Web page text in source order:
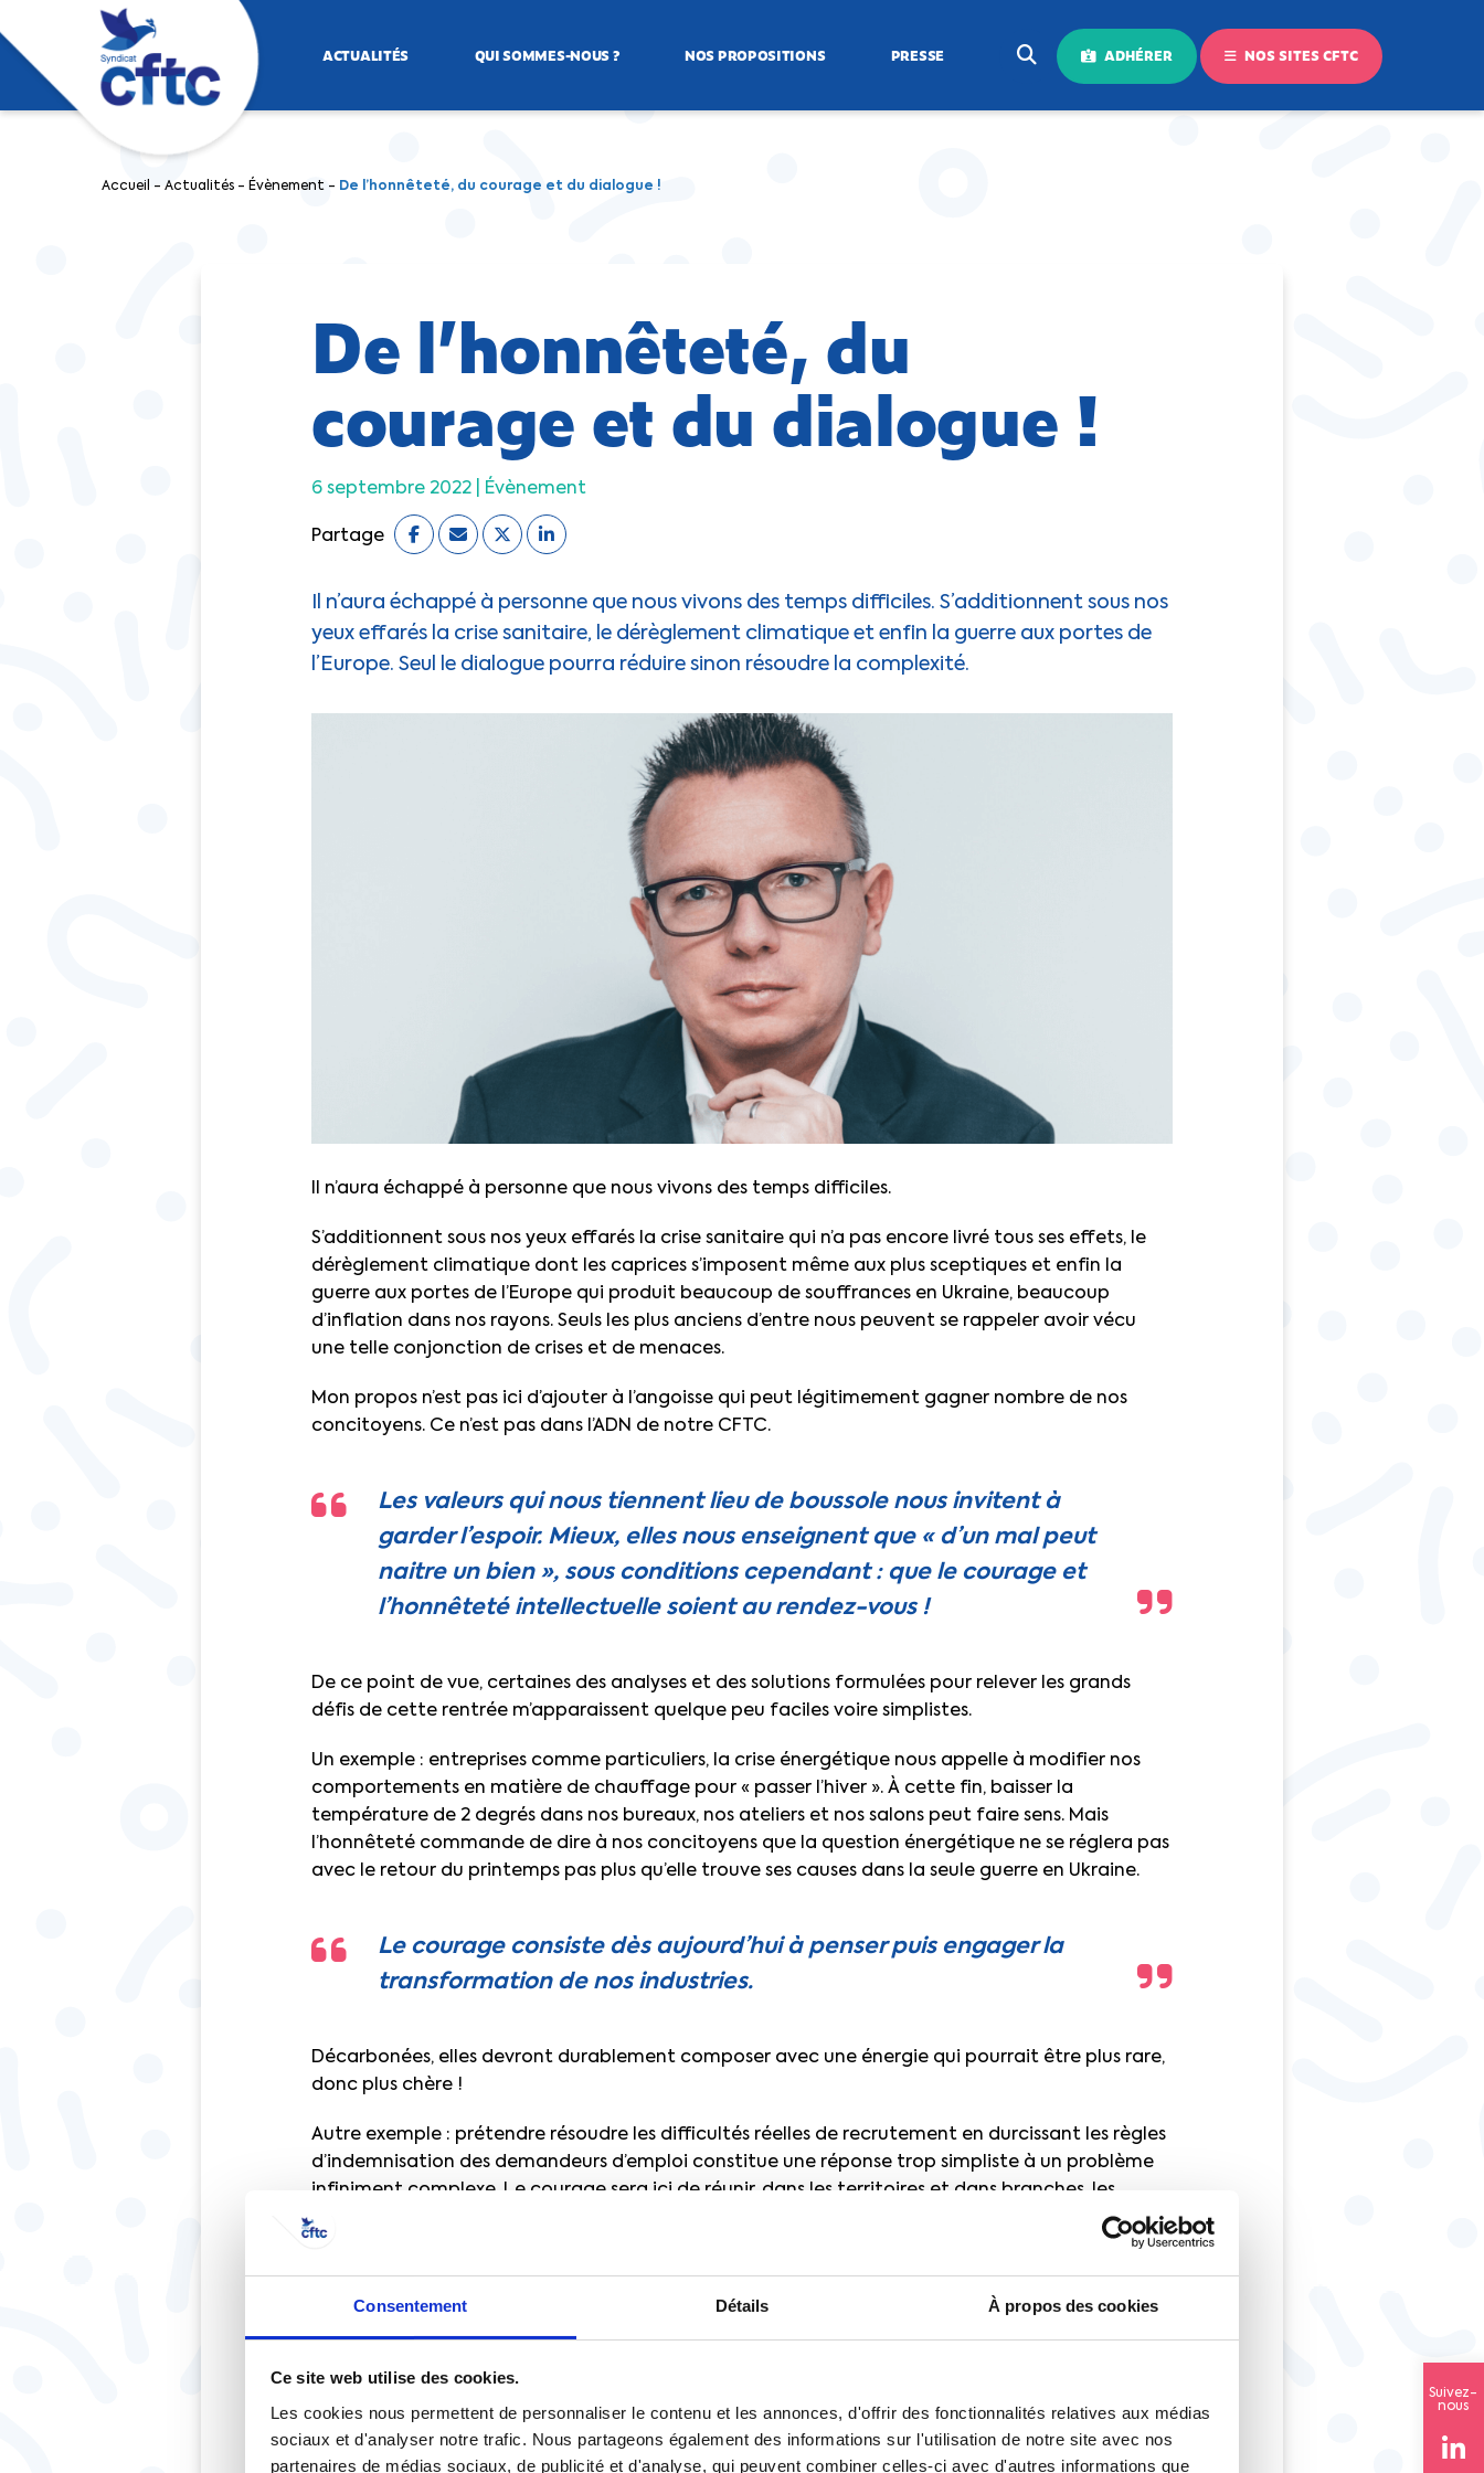
Consentement Détails À propos des cookies
Ce site web utilise des cookies.
Les cookies nous permettent de personnaliser le contenu et les annonces, d'offrir des fonctionnalités relatives aux médias
sociaux et d'analyser notre trafic. Nous partageons également des informations sur l'utilisation de notre site avec nos
partenaires de médias sociaux, de publicité et d'analyse, qui peuvent combiner celles-ci avec d'autres informations que
ACTUALITÉS QUI SOMMES-NOUS ? NOS PROPOSITIONS PRESSE ADHÉRER NOS SITES CFTC
Suivez-
nous
Accueil - Actualités - Évènement - De l’honnêteté, du courage et du dialogue !
De l’honnêteté, du
courage et du dialogue !
6 septembre 2022 | Évènement
Partage
Il n’aura échappé à personne que nous vivons des temps difficiles. S’additionnent sous nos
yeux effarés la crise sanitaire, le dérèglement climatique et enfin la guerre aux portes de
l’Europe. Seul le dialogue pourra réduire sinon résoudre la complexité.
Il n’aura échappé à personne que nous vivons des temps difficiles.
S’additionnent sous nos yeux effarés la crise sanitaire qui n’a pas encore livré tous ses effets, le
dérèglement climatique dont les caprices s’imposent même aux plus sceptiques et enfin la
guerre aux portes de l’Europe qui produit beaucoup de souffrances en Ukraine, beaucoup
d’inflation dans nos rayons. Seuls les plus anciens d’entre nous peuvent se rappeler avoir vécu
une telle conjonction de crises et de menaces.
Mon propos n’est pas ici d’ajouter à l’angoisse qui peut légitimement gagner nombre de nos
concitoyens. Ce n’est pas dans l’ADN de notre CFTC.
Les valeurs qui nous tiennent lieu de boussole nous invitent à
garder l’espoir. Mieux, elles nous enseignent que « d’un mal peut
naitre un bien », sous conditions cependant : que le courage et
l’honnêteté intellectuelle soient au rendez-vous !
De ce point de vue, certaines des analyses et des solutions formulées pour relever les grands
défis de cette rentrée m’apparaissent quelque peu faciles voire simplistes.
Un exemple : entreprises comme particuliers, la crise énergétique nous appelle à modifier nos
comportements en matière de chauffage pour « passer l’hiver ». À cette fin, baisser la
température de 2 degrés dans nos bureaux, nos ateliers et nos salons peut faire sens. Mais
l’honnêteté commande de dire à nos concitoyens que la question énergétique ne se réglera pas
avec le retour du printemps pas plus qu’elle trouve ses causes dans la seule guerre en Ukraine.
Le courage consiste dès aujourd’hui à penser puis engager la
transformation de nos industries.
Décarbonées, elles devront durablement composer avec une énergie qui pourrait être plus rare,
donc plus chère !
Autre exemple : prétendre résoudre les difficultés réelles de recrutement en durcissant les règles
d’indemnisation des demandeurs d’emploi constitue une réponse trop simpliste à un problème
infiniment complexe. Le courage sera ici de réunir, dans les territoires et dans branches, les
acteurs de la formation, de l’orientation professionnelle et de l’emploi pour partager un
diagnostic et une ambition : plus et mieux coordonner les acteurs et dispositifs en place pour
faire émerger, en France, une véritable culture de l’anticipation des besoins en compétences !
d’enseignants, gagnerait lui aussi à acquérir cette culture.
Dernier exemple : repousser l’âge légal de départ en retraite ne résoudra en rien les injustices du